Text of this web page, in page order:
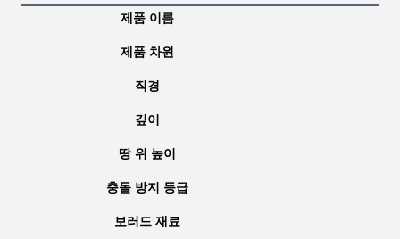
제품 이름
제품 차원
직경
깊이
땅 위 높이
충돌 방지 등급
보러드 재료